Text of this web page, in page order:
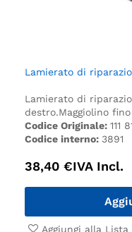
Lamierato di
Lamierato di
destro.Maggiolino fino
Codice Originale: 111
Codice interno: 3891
38,40 €IVA Incl.
Aggiungi alla